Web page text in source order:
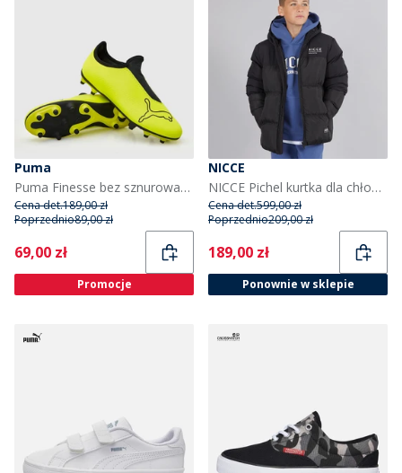
Puma
Puma Finesse bez sznurowadeł buty piłkarskie FG dla młodego chłopca kolor Yellow Alert
Cena det.189,00 zł
Poprzednio89,00 zł
Current
69,00 zł
Promocje
NICCE
NICCE Pichel kurtka dla chłopca kolor czarny
Cena det.599,00 zł
Poprzednio209,00 zł
Current
189,00 zł
Ponownie w sklepie